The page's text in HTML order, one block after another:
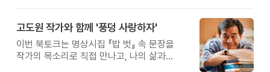
고도원 작가와 함께 '풍덩 사랑하자'
이번 북토크는 명상시집 『밥 벗』 속 문장을
작가의 목소리로 직접 만나고, 나의 삶과